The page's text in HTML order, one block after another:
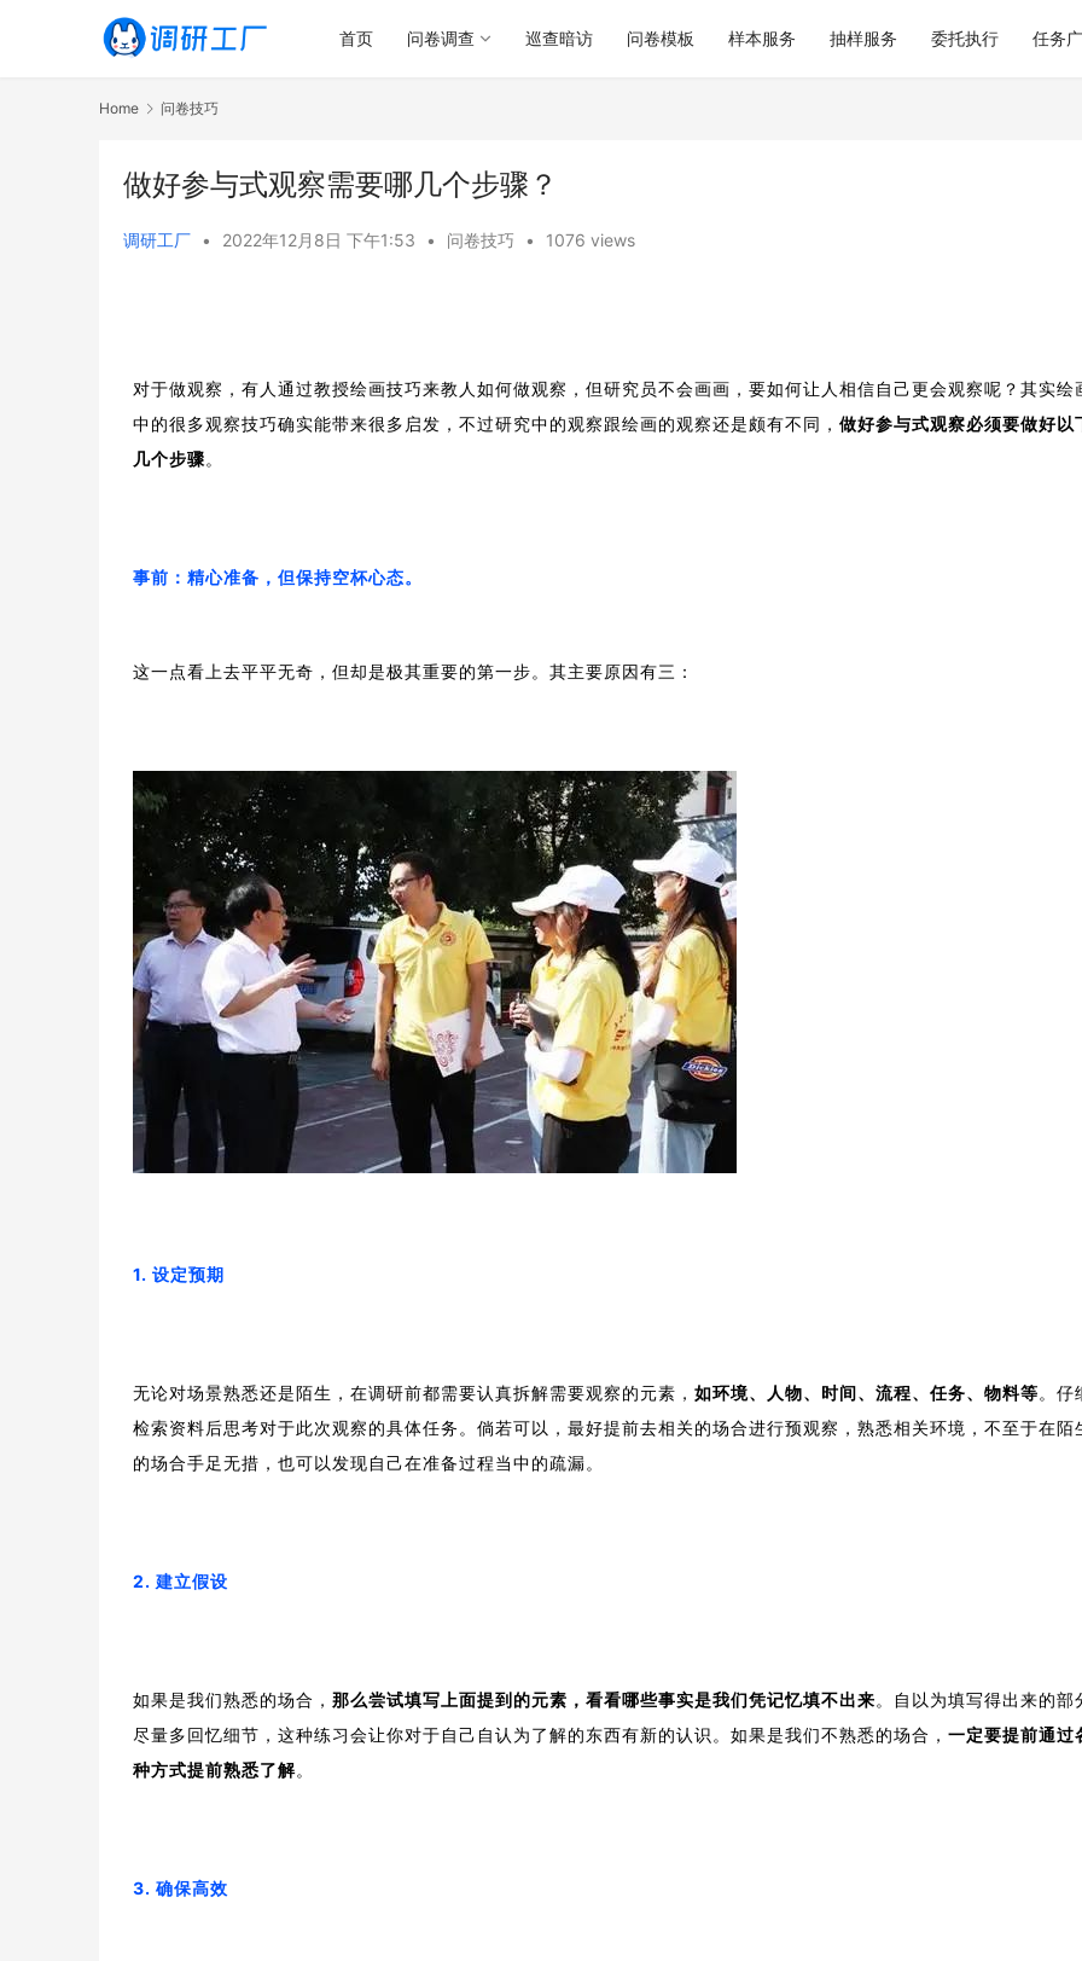
首页 问卷调查 巡查暗访 问卷模板 样本服务 抽样服务 委托执行 任务
Home 问卷技巧
做好参与式观察需要哪几个步骤？
调研工厂 • 2022年12月8日 下午1:53 • 问卷技巧 • 1076 views
对于做观察，有人通过教授绘画技巧来教人如何做观察，但研究员不会画画，要如何让人相信自己更会观察呢？其实绘
中的很多观察技巧确实能带来很多启发，不过研究中的观察跟绘画的观察还是颇有不同， 做好参与式观察必须要做好以
几个步骤。
事前：精心准备，但保持空杯心态。
这一点看上去平平无奇，但却是极其重要的第一步。其主要原因有三：
1. 设定预期
无论对场景熟悉还是陌生，在调研前都需要认真拆解需要观察的元素， 如环境、人物、时间、流程、任务、物料等。仔
检索资料后思考对于此次观察的具体任务。倘若可以，最好提前去相关的场合进行预观察，熟悉相关环境，不至于在陌
的场合手足无措，也可以发现自己在准备过程当中的疏漏。
2. 建立假设
如果是我们熟悉的场合， 那么尝试填写上面提到的元素，看看哪些事实是我们凭记忆填不出来。自以为填写得出来的部
尽量多回忆细节，这种练习会让你对于自己自认为了解的东西有新的认识。如果是我们不熟悉的场合， 一定要提前通过
种方式提前熟悉了解。
3. 确保高效